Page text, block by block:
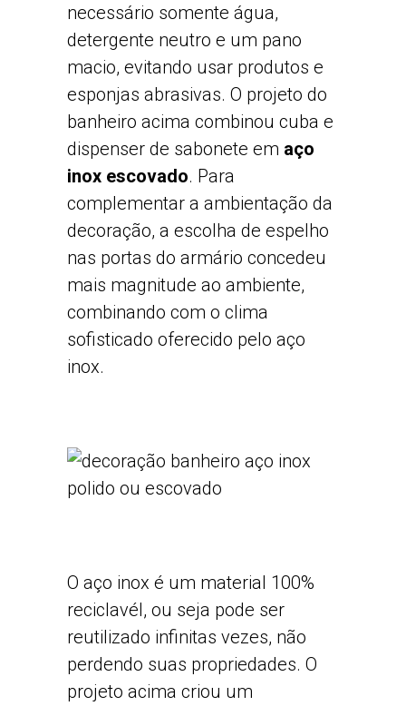
necessário somente água,
detergente neutro e um pano
macio, evitando usar produtos e
esponjas abrasivas. O projeto do
banheiro acima combinou cuba e
dispenser de sabonete em aço
inox escovado. Para
complementar a ambientação da
decoração, a escolha de espelho
nas portas do armário concedeu
mais magnitude ao ambiente,
combinando com o clima
sofisticado oferecido pelo aço
inox.
O aço inox é um material 100%
reciclavél, ou seja pode ser
reutilizado infinitas vezes, não
perdendo suas propriedades. O
projeto acima criou um